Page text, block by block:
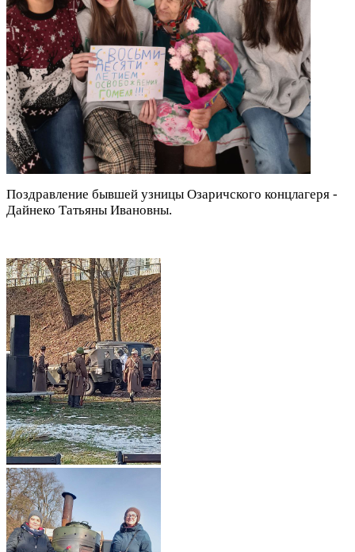
Поздравление бывшей узницы Озаричского концлагеря -
Дайнеко Татьяны Ивановны.